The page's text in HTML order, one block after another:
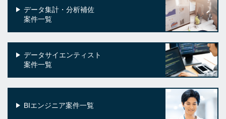
データ集計・分析補佐
案件一覧
データサイエンティスト
案件一覧
BIエンジニア案件一覧